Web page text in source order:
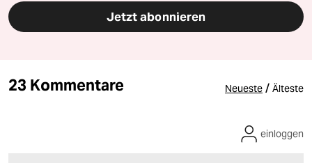
Jetzt abonnieren
23 Kommentare Neueste / Älteste
einloggen